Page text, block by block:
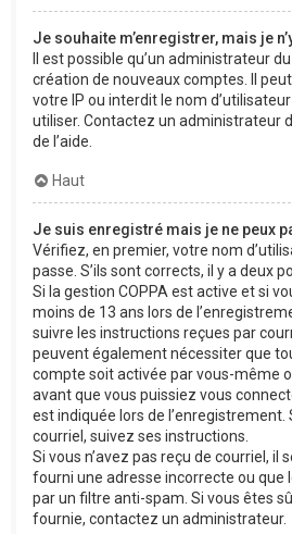
Je souhaite m’enregistrer, mais je
Il est possible qu’un administrateur
création de nouveaux comptes. Il
votre IP ou interdit le nom
utiliser. Contactez un administrateur
de l’aide.
Haut
Je suis enregistré mais je ne peux
Vérifiez, en premier, votre nom
passe. S’ils sont corrects, il y a deux
Si la gestion COPPA est active et si
moins de 13 ans lors de
suivre les instructions reçues par
peuvent également nécessiter que
compte soit activée par vous-même
avant que vous puissiez vous
est indiquée lors de l’enregistrement.
courriel, suivez ses instructions.
Si vous n’avez pas reçu de courriel, il
fourni une adresse incorrecte ou que
par un filtre anti-spam. Si vous êtes
fournie, contactez un administrateur.